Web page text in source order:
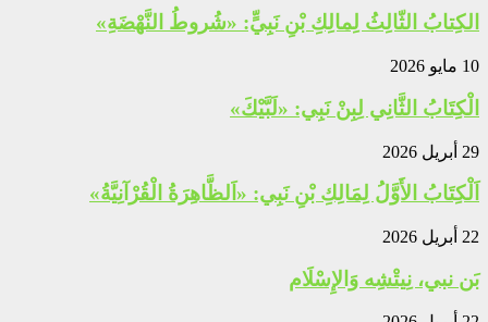
الكِتابُ الثّالِثُ لِمالِكِ بْنِ نَبِيٍّ: «شُروطُ النَّهْضَةِ»
10 مايو 2026
الْكِتَابُ الثَّانِي لِبِنْ نَبِي: «لَبَّيْكَ»
29 أبريل 2026
اَلْكِتَابُ الأَوَّلُ لِمَالِكِ بْنِ نَبِي: «اَلظَّاهِرَةُ الْقُرْآنِيَّةُ»
22 أبريل 2026
بَن نبي، نِيتْشِه وَالإِسْلَام